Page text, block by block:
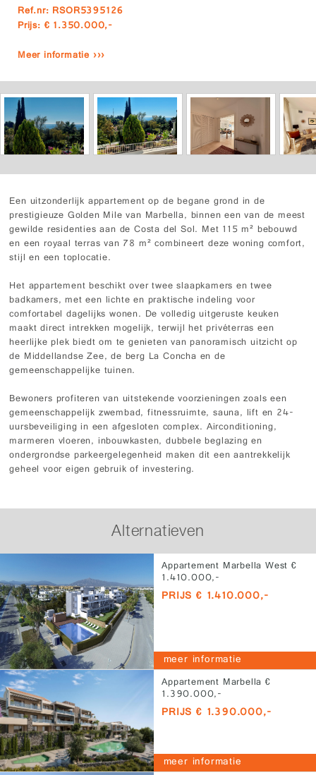
Ref.nr: RSOR5395126
Prijs: € 1.350.000,-
Meer informatie ›››
Een uitzonderlijk appartement op de begane grond in de
prestigieuze Golden Mile van Marbella, binnen een van de meest
gewilde residenties aan de Costa del Sol. Met 115 m² bebouwd
en een royaal terras van 78 m² combineert deze woning comfort,
stijl en een toplocatie.
Het appartement beschikt over twee slaapkamers en twee
badkamers, met een lichte en praktische indeling voor
comfortabel dagelijks wonen. De volledig uitgeruste keuken
maakt direct intrekken mogelijk, terwijl het privéterras een
heerlijke plek biedt om te genieten van panoramisch uitzicht op
de Middellandse Zee, de berg La Concha en de
gemeenschappelijke tuinen.
Bewoners profiteren van uitstekende voorzieningen zoals een
gemeenschappelijk zwembad, fitnessruimte, sauna, lift en 24-
uursbeveiliging in een afgesloten complex. Airconditioning,
marmeren vloeren, inbouwkasten, dubbele beglazing en
ondergrondse parkeergelegenheid maken dit een aantrekkelijk
geheel voor eigen gebruik of investering.
Alternatieven
Appartement Marbella West €
1.410.000,-
PRIJS € 1.410.000,-
meer informatie
Appartement Marbella €
1.390.000,-
PRIJS € 1.390.000,-
meer informatie